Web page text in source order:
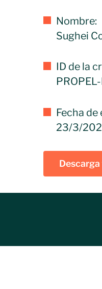
Nombre:
Sughei
ID de la
Fecha de
23/3/